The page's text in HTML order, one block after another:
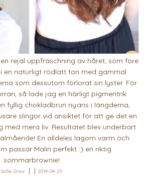
rejäl uppfräschning av håret, som före
en naturligt rödlätt ton med gammal
som dessutom förlorat sin lyster. För
så lade jag en härligt pigmentrik
fyllig chokladbrun nyans i längderna,
slingor vid ansiktet för att ge det en
med mera liv. Resultatet blev underbart
En alldeles lagom varm och
passar Malin perfekt :) en riktig
sommarbrownie!
Sofie Graw 2014-04-25